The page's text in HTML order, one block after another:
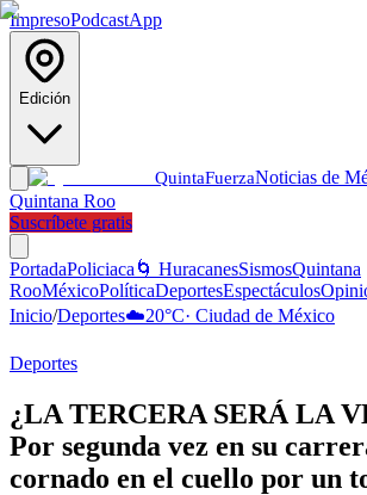
ImpresoPodcastApp
Edición
QuintaFuerzaNoticias de
Quintana Roo
Suscríbete gratis
PortadaPoliciaca 🌀 HuracanesSismosQuintana
RooMéxicoPolíticaDeportesEspectáculos
Inicio/Deportes☁️20°C· Ciudad de México
Deportes
¿LA TERCERA SERÁ LA
Por segunda vez en su
cornado en el cuello por un